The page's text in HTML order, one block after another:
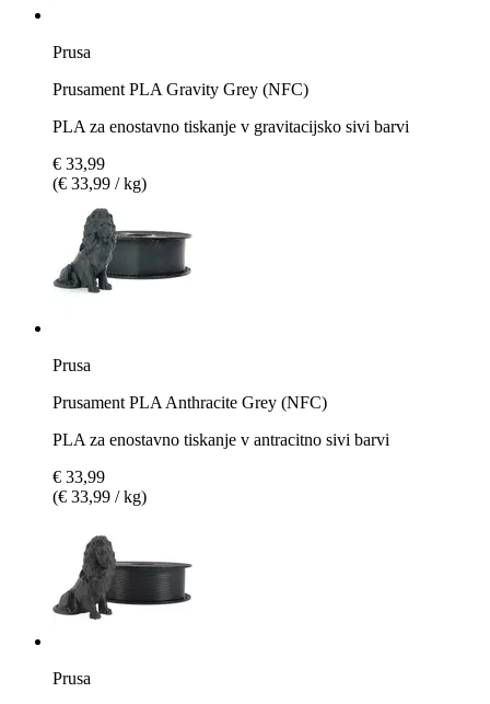
Prusa
Prusament PLA Gravity Grey (NFC)
PLA za enostavno tiskanje v gravitacijsko sivi barvi
€ 33,99
(€ 33,99 / kg)
Prusa
Prusament PLA Anthracite Grey (NFC)
PLA za enostavno tiskanje v antracitno sivi barvi
€ 33,99
(€ 33,99 / kg)
Prusa